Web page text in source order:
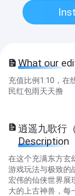
What our
充值比例1:10，在
民红包雨天天撸
逍遥九歌行
Description
在这个充满东方玄
游戏玩法与极致的
宏伟的仙侠世界展
大的上古神兽，每